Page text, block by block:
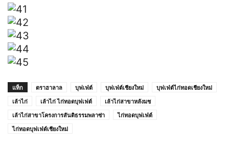
แท็ก ตราฮาลาล บุฟเฟ่ต์ บุฟเฟ่ต์เชียงใหม่
บุฟเฟ่ต์ไก่ทอดเชียงใหม่
เล้าไก่
เล้าไก่ ไก่ทอดบุฟเฟต์
เล้าไก่สาขาหลังมช
เล้าไก่สาขาโครงการสันติธรรมพลาซ่า
ไก่ทอดบุฟเฟ่ต์
ไก่ทอดบุฟเฟ่ต์เชียงใหม่